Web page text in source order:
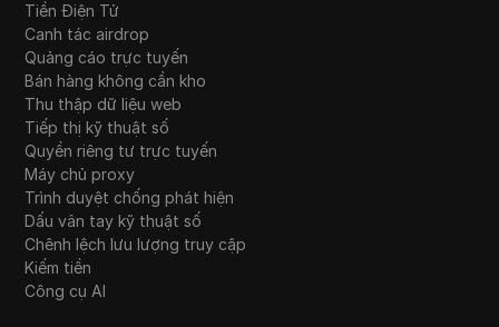
Tiền Điện Tử
Canh tác airdrop
Quảng cáo trực tuyến
Bán hàng không cần kho
Thu thập dữ liệu web
Tiếp thị kỹ thuật số
Quyền riêng tư trực tuyến
Máy chủ proxy
Trình duyệt chống phát hiện
Dấu vân tay kỹ thuật số
Chênh lệch lưu lượng truy cập
Kiếm tiền
Công cụ AI